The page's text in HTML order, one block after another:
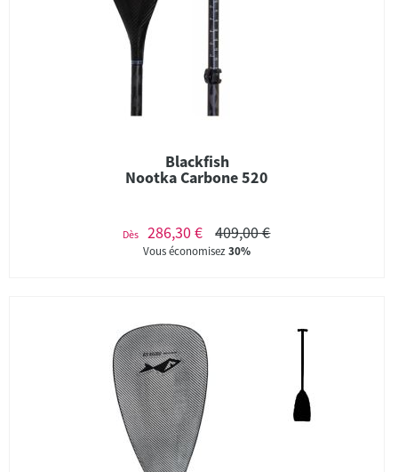
Blackfish
Nootka Carbone 520
Dès 286,30 € 409,00 €
Vous économisez30%